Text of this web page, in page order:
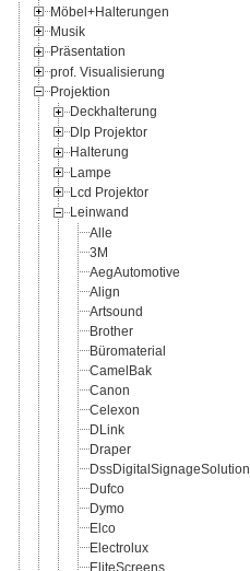
Möbel+Halterungen
Musik
Präsentation
prof. Visualisierung
Projektion
Deckhalterung
Dlp Projektor
Halterung
Lampe
Lcd Projektor
Leinwand
Alle
3M
AegAutomotive
Align
Artsound
Brother
Büromaterial
CamelBak
Canon
Celexon
DLink
Draper
DssDigitalSignageSolution
Dufco
Dymo
Elco
Electrolux
EliteScreens